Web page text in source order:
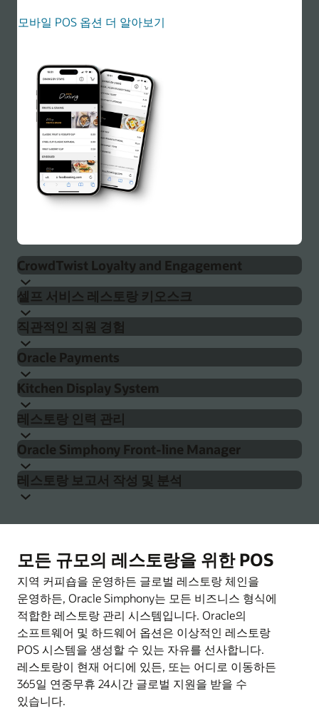
모바일 POS 옵션 더 알아보기
CrowdTwist Loyalty and Engagement
Simphony는 포인트 및 프로모션 외에도 개인적이고
확실한 로열티 관리 방식을 제공해 고객 충성도를 대폭
향상시켜 줍니다.
관련 기능들은 세계 유수의 브랜드들이 신뢰를 보내는
세계적 수준의 참여 및 로열티 플랫폼인 CrowdTwist에
기반하며 Simphony와 완전히 통합되어 있어 바로
사용할 수 있습니다. 구체적인 이점은 다음과 같습니다.
실시간 채널 활성화 알림 및 튜닝
게임화 및 개인화
셀프 서비스로 마케터 역량 강화
CrowdTwist 더 알아보기
셀프 서비스 레스토랑 키오스크
Oracle의 셀프 서비스 키오스크로 운영을 간소화하고
대기 시간을 줄일 수 있습니다. Simphony를 활용하면
여러 키오스크의 가격, 메뉴 옵션, 업셀링 품목을 쉽게
업데이트할 수 있고 직원들의 부담은 줄어듭니다. 특징 :
채널별 구성 및 데이터 입력
단일 소스에서 이미지, 가격, 알러지 유발 요소,
영양소 통합 관리
서비스 속도 및 장바구니 크기를 최적화할 수 있는
맞춤형 템플릿을 통해 고도로 개인화된 경험 제공
Simphony 키오스크 더 알아보기
직관적인 직원 경험
Simphony Point of Sale의 사용자 친화적 디자인은
직원들의 원활한 고객 상호 작용을 지원합니다. 직원들은
간단하고 현대적인 UX, 더 빠른 온보딩을 지원하는 직업
구성 가능한 템플릿 등을 활용해 고객들을 더 잘 지원할
수 있습니다. 포함된 주요 기능:
대화형 주문으로 교차 판매 및 상향 판매 촉진
회전율을 높이고 수익 목표를 달성하는 데 도움을
관리할 수 있는 예약 및 대기 명단
레스토랑의 외관, 분위기, 레이아웃에 따라
커스터마이징할 수 있는 그래픽 인터페이스
다중 언어 및 통화 서비스를 위한 다국어 지원 한
국가에서 운영 중이든 전 세계에 걸쳐 운영 중이든
Oracle이 도와 드리겠습니다
Oracle Payments
직불 카드, 신용 카드, Apple Pay, Samsung Pay, Google
Pay 등 소비자가 원하는 모든 지불 방식을 수락할 수
있습니다. Oracle Payment Cloud Service는 Simphony
통합을 기본 제공하는 엔드투엔드 결제 솔루션으로서
모든 거래, 왕복 결제 데이터 및 관련 비용을 단일 보고 및
분석 대시보드로 통합합니다.
계약 조건을 제공합니다.
결제 처리 서비스 더 알아보기
Kitchen Display System
Kitchen Display System으로 주방 운영을 최적화할 수
있습니다. Simphony는 Oracle Hospitality Kitchen
Display Systems(KDS)와 원활하게 통합되어 효율성 향상,
오류 감소, 식품 품질 개선, 서비스 가속화를 지원합니다.
주방 직원은 터치 스크린, 범프 보드, 원격 뷰를 통해
Oracle KDS로 인하우스 대기 직원, 셀프 서비스
키오스크, 드라이브스루 웹 사이트, 모바일 앱, 타사 제공
플랫폼을 비롯한 모든 채널의 주문을 통합 관리할 수
있습니다. Oracle KDS는 다음과 같은 기능을 제공합니다:
효율적이고 정확한 주문 자동화, 처리, 추적, 이행
주방 처리량 및 타이밍 문제 파악
폐기물 최소화 및 고객 만족도 향상
단일 솔루션으로 트랜잭션 처리 및 주방 운영 통합
레스토랑 인력 관리
Simphony는 고급 예측 및 직원 데이터를 활용해 초과
근무 비용을 최소화하고 스케줄링 충돌을 제거해 교대
근무 관리를 간소화합니다. 직원 온보딩, 교육, 휴무
인력 관리 및 스케줄링에 대해 자세히 알아보기
Oracle Simphony Front-line Manager
Simphony Frontline Manager는 관리자의 업무를
애플리케이션은 기업 수준에서 제어할 수 있으므로 여러
위치에서 브랜드 일관성을 유지할 수 있을 뿐만 아니라
자산 수준 관리의 유연성도 높아집니다.
레스토랑 보고서 작성 및 분석
즉시 사용 가능한 실시간 KPI 보고를 통해 관리자 및
보고 및 분석 기능은 보고서 배포를 자동화하고, 미션
크리티컬 작업에 대한 모바일 경고를 제공하고, 비즈니스
인텔리전스 API를 통해 재무 및 HR 시스템에 통합될 수
있습니다. Oracle Analytics Cloud 또는 타사 BI를
사용하여 여러 POS, 프론트오피스 및 백오피스 시스템의
데이터를 중앙화, 정규화할 수 있습니다.
비즈니스 인텔리전스 API
Oracle Business Intelligence API를 통해 회계, 기업
대시보드, 재고 추적, 인력 일정 관리 등의 내부 도구
모든 규모의 레스토랑을 위한 POS
지역 커피숍을 운영하든 글로벌 레스토랑 체인을
운영하든, Oracle Simphony는 모든 비즈니스 형식에
적합한 레스토랑 관리 시스템입니다. Oracle의
소프트웨어 및 하드웨어 옵션은 이상적인 레스토랑
POS 시스템을 생성할 수 있는 자유를 선사합니다.
레스토랑이 현재 어디에 있든, 또는 어디로 이동하든
365일 연중무휴 24시간 글로벌 지원을 받을 수
있습니다.